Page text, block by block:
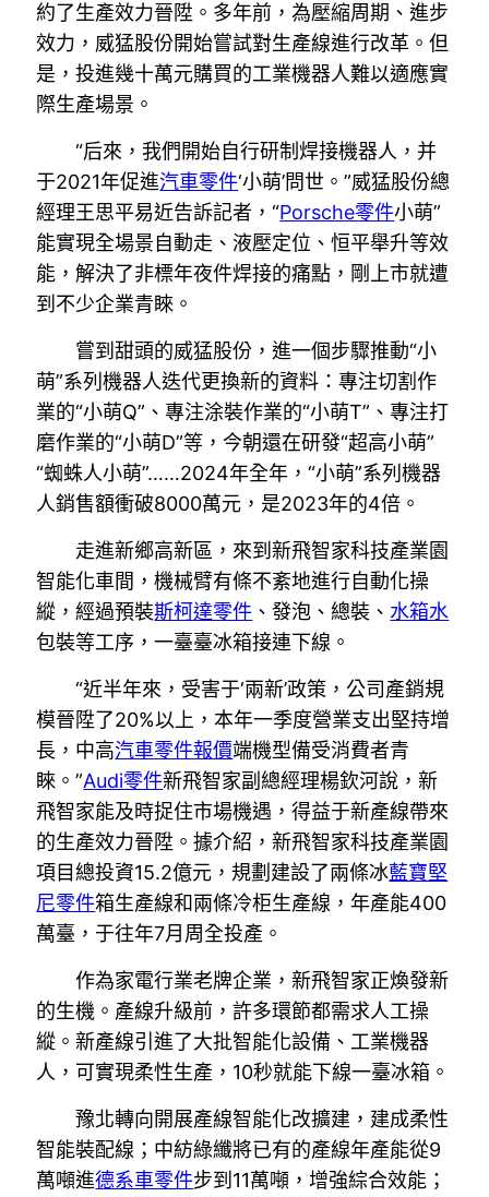
約了生產效力晉陞。多年前，為壓縮周期、進步
效力，威猛股份開始嘗試對生產線進行改革。但
是，投進幾十萬元購買的工業機器人難以適應實
際生產場景。
“后來，我們開始自行研制焊接機器人，并
于2021年促進汽車零件‘小萌’問世。”威猛股份總
經理王思平易近告訴記者，“Porsche零件小萌”
能實現全場景自動走、液壓定位、恒平舉升等效
能，解決了非標年夜件焊接的痛點，剛上市就遭
到不少企業青睞。
嘗到甜頭的威猛股份，進一個步驟推動“小
萌”系列機器人迭代更換新的資料：專注切割作
業的“小萌Q”、專注涂裝作業的“小萌T”、專注打
磨作業的“小萌D”等，今朝還在研發“超高小萌”
“蜘蛛人小萌”……2024年全年，“小萌”系列機器
人銷售額衝破8000萬元，是2023年的4倍。
走進新鄉高新區，來到新飛智家科技產業園
智能化車間，機械臂有條不紊地進行自動化操
縱，經過預裝斯柯達零件 、發泡、總裝、 水箱水
包裝等工序，一臺臺冰箱接連下線。
“近半年來，受害于‘兩新’政策，公司產銷規
模晉陞了20%以上，本年一季度營業支出堅持增
長，中高汽車零件報價端機型備受消費者青
睞。”Audi零件新飛智家副總經理楊欽河說，新
飛智家能及時捉住市場機遇，得益于新產線帶來
的生產效力晉陞。據介紹，新飛智家科技產業園
項目總投資15.2億元，規劃建設了兩條冰藍寶堅
尼零件箱生產線和兩條冷柜生產線，年產能400
萬臺，于往年7月周全投產。
作為家電行業老牌企業，新飛智家正煥發新
的生機。產線升級前，許多環節都需求人工操
縱。新產線引進了大批智能化設備、工業機器
人，可實現柔性生產，10秒就能下線一臺冰箱。
豫北轉向開展產線智能化改擴建，建成柔性
智能裝配線；中紡綠纖將已有的產線年產能從9
萬噸進德系車零件步到11萬噸，增強綜合效能；